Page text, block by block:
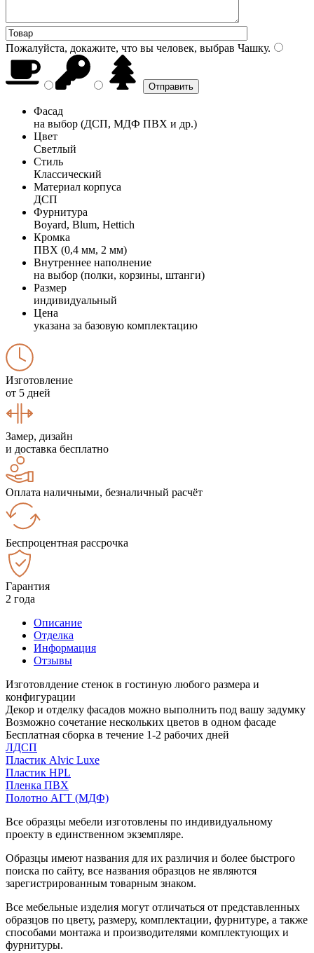
Пожалуйста, докажите, что вы человек, выбрав Чашку.
Фасад
на выбор (ДСП, МДФ ПВХ и др.)
Цвет
Светлый
Стиль
Классический
Материал корпуса
ДСП
Фурнитура
Boyard, Blum, Hettich
Кромка
ПВХ (0,4 мм, 2 мм)
Внутреннее наполнение
на выбор (полки, корзины, штанги)
Размер
индивидуальный
Цена
указана за базовую комплектацию
Изготовление
от 5 дней
Замер, дизайн
и доставка бесплатно
Оплата наличными, безналичный расчёт
Беспроцентная рассрочка
Гарантия
2 года
Описание
Отделка
Информация
Отзывы
Изготовлдение стенок в гостиную любого размера и
конфигурации
Декор и отделку фасадов можно выполнить под вашу задумку
Возможно сочетание нескольких цветов в одном фасаде
Бесплатная сборка в течение 1-2 рабочих дней
ЛДСП
Пластик Alvic Luxe
Пластик HPL
Пленка ПВХ
Полотно АГТ (МДФ)
Все образцы мебели изготовлены по индивидуальному
проекту в единственном экземпляре.
Образцы имеют названия для их различия и более быстрого
поиска по сайту, все названия образцов не являются
зарегистрированным товарным знаком.
Все мебельные изделия могут отличаться от представленных
образцов по цвету, размеру, комплектации, фурнитуре, а также
способами монтажа и производителями комплектующих и
фурнитуры.